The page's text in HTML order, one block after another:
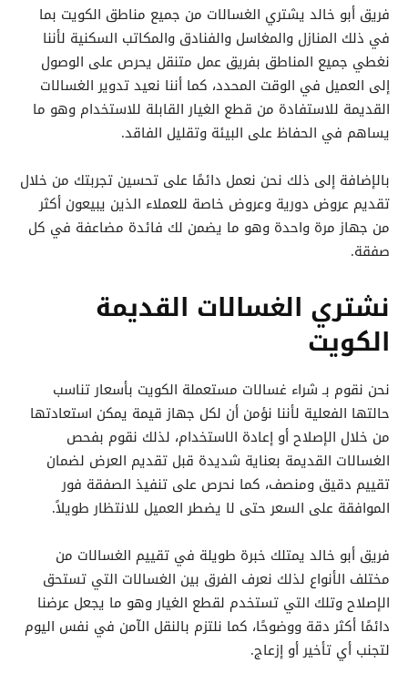
فريق أبو خالد يشتري الغسالات من جميع مناطق الكويت بما
في ذلك المنازل والمغاسل والفنادق والمكاتب السكنية لأننا
نغطي جميع المناطق بفريق عمل متنقل يحرص على الوصول
إلى العميل في الوقت المحدد، كما أننا نعيد تدوير الغسالات
القديمة للاستفادة من قطع الغيار القابلة للاستخدام وهو ما
يساهم في الحفاظ على البيئة وتقليل الفاقد.
بالإضافة إلى ذلك نحن نعمل دائمًا على تحسين تجربتك من خلال
تقديم عروض دورية وعروض خاصة للعملاء الذين يبيعون أكثر
من جهاز مرة واحدة وهو ما يضمن لك فائدة مضاعفة في كل
صفقة.
نشتري الغسالات القديمة
الكويت
نحن نقوم بـ شراء غسالات مستعملة الكويت بأسعار تناسب
حالتها الفعلية لأننا نؤمن أن لكل جهاز قيمة يمكن استعادتها
من خلال الإصلاح أو إعادة الاستخدام، لذلك نقوم بفحص
الغسالات القديمة بعناية شديدة قبل تقديم العرض لضمان
تقييم دقيق ومنصف، كما نحرص على تنفيذ الصفقة فور
الموافقة على السعر حتى لا يضطر العميل للانتظار طويلاً.
فريق أبو خالد يمتلك خبرة طويلة في تقييم الغسالات من
مختلف الأنواع لذلك نعرف الفرق بين الغسالات التي تستحق
الإصلاح وتلك التي تستخدم لقطع الغيار وهو ما يجعل عرضنا
دائمًا أكثر دقة ووضوحًا، كما نلتزم بالنقل الآمن في نفس اليوم
لتجنب أي تأخير أو إزعاج.